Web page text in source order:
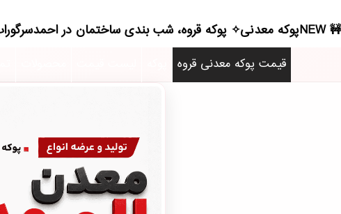
NEWپوکه معدنی✧ پوکه قروه، شب بندی ساختمان در احمدسرگوراب - (5700)(2026)
قیمت پوکه معدنی قروه